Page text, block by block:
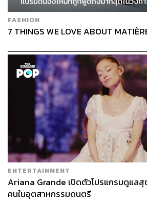
FASHION
7 THINGS WE LOVE ABOUT
ENTERTAINMENT
Ariana Grande เปิดตัวโปรแกรมดูแล
คนในอุตสาหกรรมดนตรี